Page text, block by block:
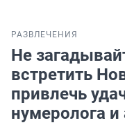
РАЗВЛЕЧЕНИЯ
Не
встретить
привлечь
нумеролога и